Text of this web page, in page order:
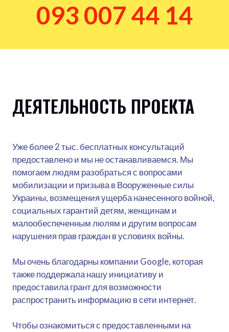
093 007 44 14
ДЕЯТЕЛЬНОСТЬ ПРОЕКТА
Уже более 2 тыс. бесплатных консультаций
предоставлено и мы не останавливаемся. Мы
помогаем людям разобраться с вопросами
мобилизации и призыва в Вооруженные силы
Украины, возмещения ущерба нанесенного войной,
социальных гарантий детям, женщинам и
малообеспеченным люлям и другим вопросам
нарушения прав граждан в условиях войны.
Мы очень благодарны компании Google, которая
также поддержала нашу инициативу и
предоставила грант для возможности
распространить информацию в сети интернет.
Чтобы ознакомиться с предоставленными на